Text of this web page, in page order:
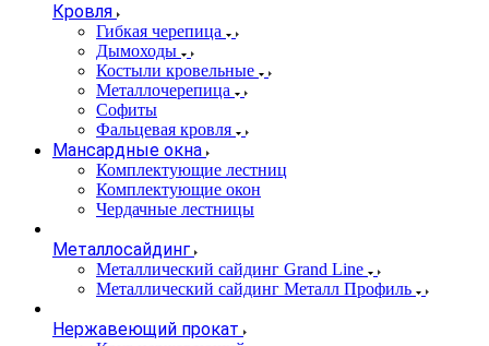
Кровля
Гибкая черепица
Дымоходы
Костыли кровельные
Металлочерепица
Софиты
Фальцевая кровля
Мансардные окна
Комплектующие лестниц
Комплектующие окон
Чердачные лестницы
Металлосайдинг
Металлический сайдинг Grand Line
Металлический сайдинг Металл Профиль
Нержавеющий прокат